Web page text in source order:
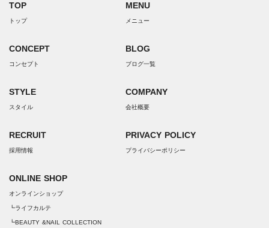
TOP
トップ
CONCEPT
コンセプト
STYLE
スタイル
RECRUIT
採用情報
ONLINE SHOP
オンラインショップ
┗ライフカルテ
┗BEAUTY &NAIL COLLECTION
MENU
メニュー
BLOG
ブログ一覧
COMPANY
会社概要
PRIVACY POLICY
プライバシーポリシー